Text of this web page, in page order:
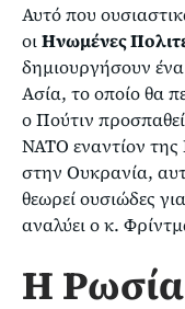
Αυτό που
οιΗνωμένες
δημιουργήσουν ένα
Ασία, το οποίο θα
ο Πούτιν
ΝΑΤΟ εναντίον της
στην Ουκρανία,
θεωρεί ουσιώδες
αναλύει ο κ.
Η